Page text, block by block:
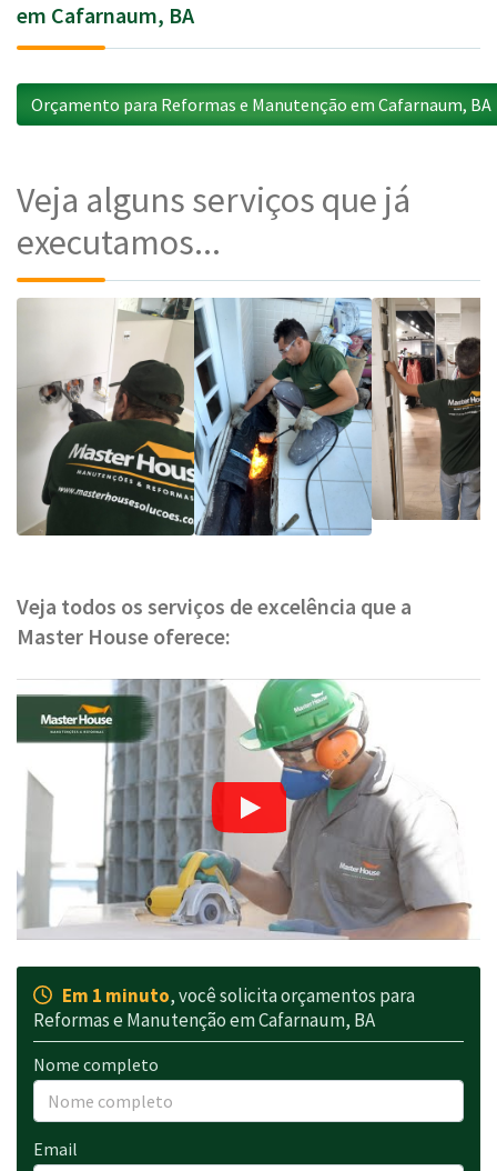
em Cafarnaum, BA
Orçamento para Reformas e Manutenção em Cafarnaum, BA
Veja alguns serviços que já
executamos...
Veja todos os serviços de excelência que a
Master House oferece:
Em 1 minuto, você solicita orçamentos para
Reformas e Manutenção em Cafarnaum, BA
Nome completo
Email